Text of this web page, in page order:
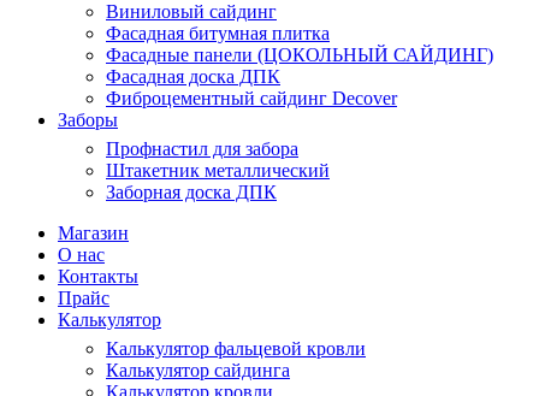
Виниловый сайдинг
Фасадная битумная плитка
Фасадные панели (ЦОКОЛЬНЫЙ САЙДИНГ)
Фасадная доска ДПК
Фиброцементный сайдинг Decover
Заборы
Профнастил для забора
Штакетник металлический
Заборная доска ДПК
Магазин
О нас
Контакты
Прайс
Калькулятор
Калькулятор фальцевой кровли
Калькулятор сайдинга
Калькулятор кровли